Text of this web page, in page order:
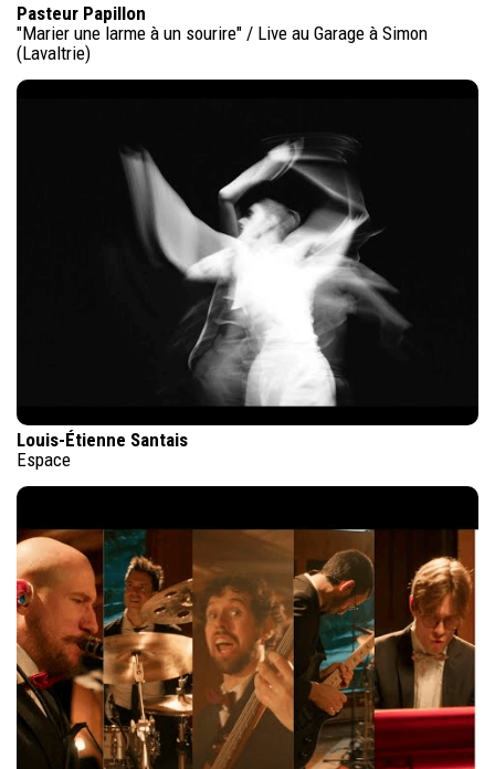
Pasteur Papillon
"Marier une larme à un sourire" / Live au Garage à Simon
(Lavaltrie)
Louis-Étienne Santais
Espace